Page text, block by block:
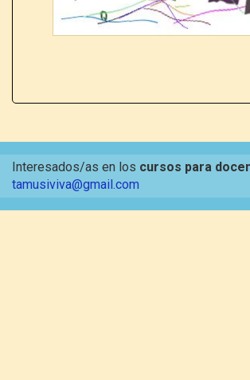
Interesados/as en los cursos para
tamusiviva@gmail.com